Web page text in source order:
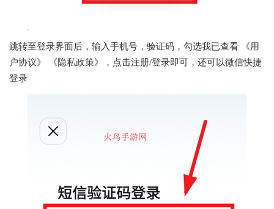
跳转至登录界面后，输入手机号，验证码，勾选我已查看 《用
户协议》 《隐私政策》，点击注册/登录即可，还可以微信快捷
登录